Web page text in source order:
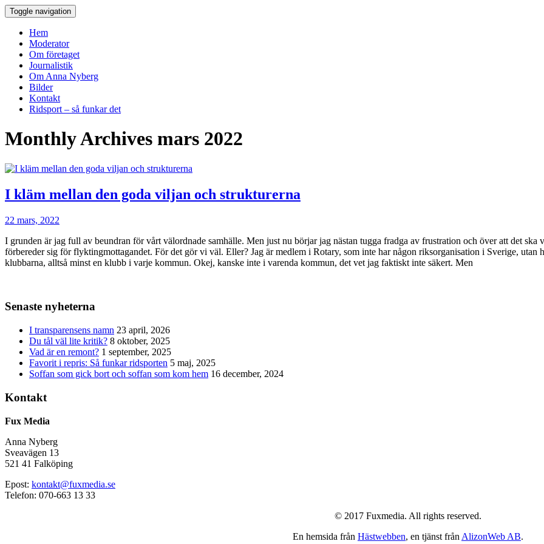
Toggle navigation
Hem
Moderator
Om företaget
Journalistik
Om Anna Nyberg
Bilder
Kontakt
Ridsport – så funkar det
Monthly Archives mars 2022
I kläm mellan den goda viljan och strukturerna
22 mars, 2022
I grunden är jag full av beundran för vårt välordnade samhälle. Men just nu börjar jag nästan tugga fradga av frustration och över att det
förbereder sig för flyktingmottagandet. För det gör vi väl. Eller? Jag är medlem i Rotary, som inte har någon riksorganisation i Sverige, utan
klubbarna, alltså minst en klubb i varje kommun. Okej, kanske inte i varenda kommun, det vet jag faktiskt inte säkert. Men
Senaste nyheterna
I transparensens namn 23 april, 2026
Du tål väl lite kritik? 8 oktober, 2025
Vad är en remont? 1 september, 2025
Favorit i repris: Så funkar ridsporten 5 maj, 2025
Soffan som gick bort och soffan som kom hem 16 december, 2024
Kontakt
Fux Media
Anna Nyberg
Sveavägen 13
521 41 Falköping
Epost: kontakt@fuxmedia.se
Telefon: 070-663 13 33
© 2017 Fuxmedia. All rights reserved.
En hemsida från Hästwebben, en tjänst från AlizonWeb AB.